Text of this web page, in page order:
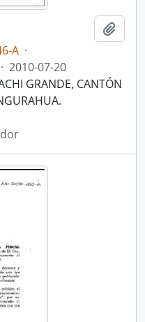
A ·
· 2010-07-20
GRANDE, CANTÓN